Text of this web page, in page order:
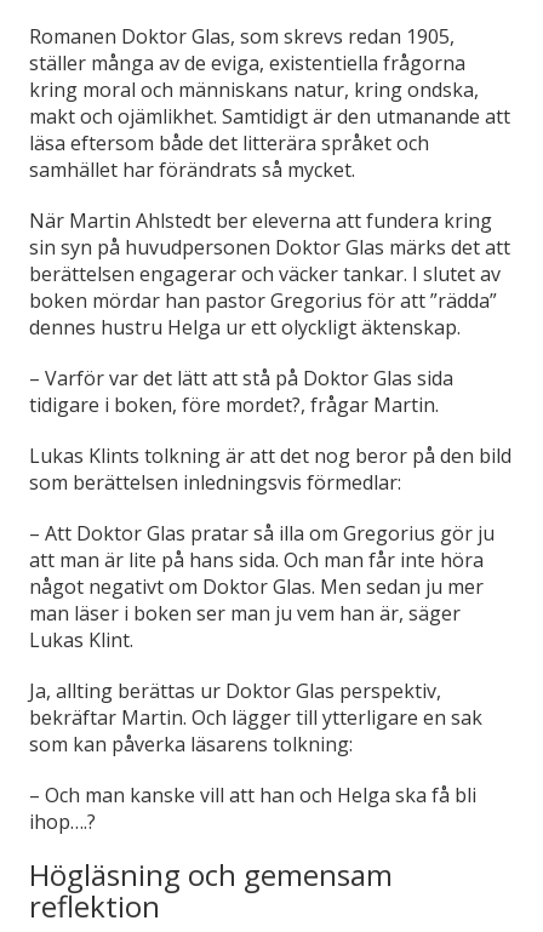
Romanen Doktor Glas, som skrevs redan 1905,
ställer många av de eviga, existentiella frågorna
kring moral och människans natur, kring ondska,
makt och ojämlikhet. Samtidigt är den utmanande att
läsa eftersom både det litterära språket och
samhället har förändrats så mycket.
När Martin Ahlstedt ber eleverna att fundera kring
sin syn på huvudpersonen Doktor Glas märks det att
berättelsen engagerar och väcker tankar. I slutet av
boken mördar han pastor Gregorius för att ”rädda”
dennes hustru Helga ur ett olyckligt äktenskap.
– Varför var det lätt att stå på Doktor Glas sida
tidigare i boken, före mordet?, frågar Martin.
Lukas Klints tolkning är att det nog beror på den bild
som berättelsen inledningsvis förmedlar:
– Att Doktor Glas pratar så illa om Gregorius gör ju
att man är lite på hans sida. Och man får inte höra
något negativt om Doktor Glas. Men sedan ju mer
man läser i boken ser man ju vem han är, säger
Lukas Klint.
Ja, allting berättas ur Doktor Glas perspektiv,
bekräftar Martin. Och lägger till ytterligare en sak
som kan påverka läsarens tolkning:
– Och man kanske vill att han och Helga ska få bli
ihop….?
Högläsning och gemensam
reflektion